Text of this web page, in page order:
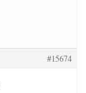
#15674